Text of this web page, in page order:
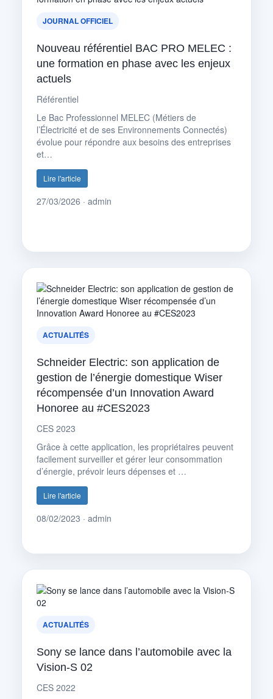
JOURNAL OFFICIEL
Nouveau référentiel BAC PRO MELEC :
une formation en phase avec les enjeux
actuels
Référentiel
Le Bac Professionnel MELEC (Métiers de
l’Électricité et de ses Environnements Connectés)
évolue pour répondre aux besoins des entreprises
et…
Lire l'article
27/03/2026 · admin
ACTUALITÉS
Schneider Electric: son application de
gestion de l’énergie domestique Wiser
récompensée d’un Innovation Award
Honoree au #CES2023
CES 2023
Grâce à cette application, les propriétaires peuvent
facilement surveiller et gérer leur consommation
d’énergie, prévoir leurs dépenses et …
Lire l'article
08/02/2023 · admin
ACTUALITÉS
Sony se lance dans l’automobile avec la
Vision-S 02
CES 2022